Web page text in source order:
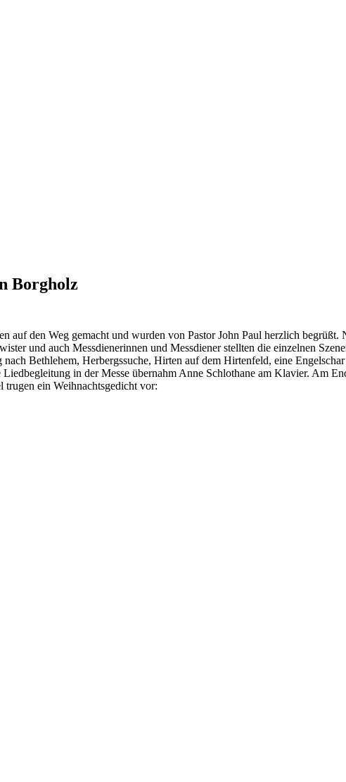
Borgholz
den Weg gemacht und wurden von Pastor John Paul herzlich begrüßt.
und auch Messdienerinnen und Messdiener stellten die einzelnen
Bethlehem, Herbergssuche, Hirten auf dem Hirtenfeld, eine
in der Messe übernahm Anne Schlothane am Klavier. Am
trugen ein Weihnachtsgedicht vor: